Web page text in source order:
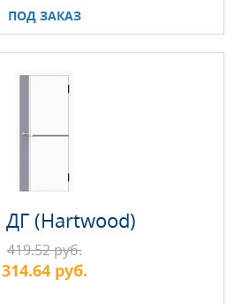
ПОД ЗАКАЗ
ДГ (Hartwood)
419.52 руб.
314.64 руб.